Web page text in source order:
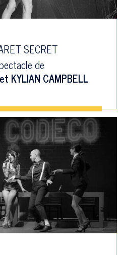
SECRET
de
et KYLIAN CAMPBELL